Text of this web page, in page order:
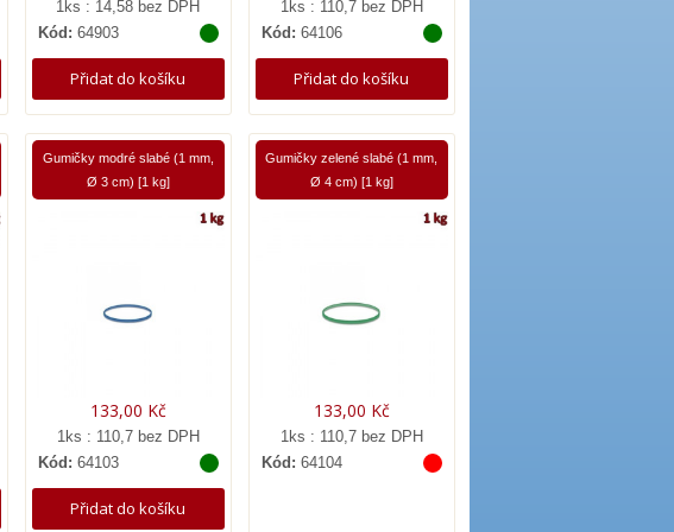
1ks : 14,58 bez DPH
Kód: 64903
Přidat do košíku
1ks : 110,7 bez DPH
Kód: 64106
Přidat do košíku
Gumičky modré slabé (1 mm,
Ø 3 cm) [1 kg]
133,00 Kč
1ks : 110,7 bez DPH
Kód: 64103
Přidat do košíku
Gumičky zelené slabé (1 mm,
Ø 4 cm) [1 kg]
133,00 Kč
1ks : 110,7 bez DPH
Kód: 64104